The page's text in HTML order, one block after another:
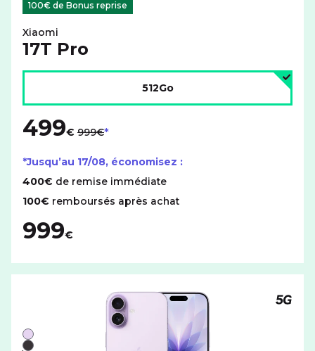
100€ de Bonus reprise
Xiaomi
17T Pro
512Go
499€ 999€
*Jusqu’au 17/08, économisez :
400€ de remise immédiate
100€ remboursés après achat
999€
Liste de couleurs disponibles pour le APPLE iPhone 17
Violet